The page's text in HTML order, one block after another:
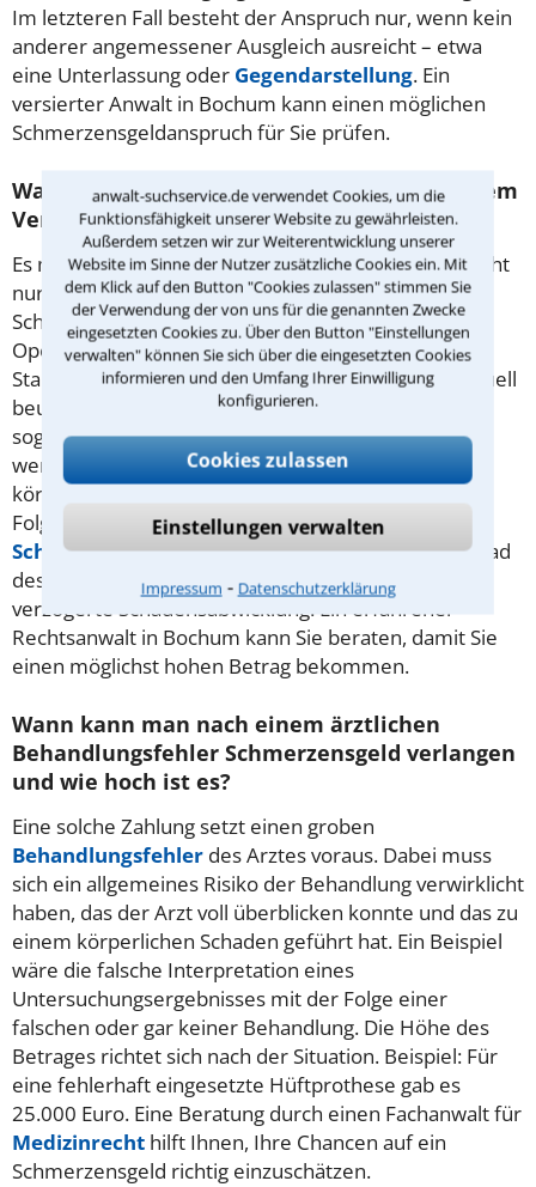
anwalt-suchservice.de verwendet Cookies, um die
Funktionsfähigkeit unserer Website zu gewährleisten.
Außerdem setzen wir zur Weiterentwicklung unserer
Website im Sinne der Nutzer zusätzliche Cookies ein. Mit
dem Klick auf den Button "Cookies zulassen" stimmen Sie
der Verwendung der von uns für die genannten Zwecke
eingesetzten Cookies zu. Über den Button "Einstellungen
verwalten" können Sie sich über die eingesetzten Cookies
informieren und den Umfang Ihrer Einwilligung
konfigurieren.
Cookies zulassen
Einstellungen verwalten
Impressum ⁃ Datenschutzerklärung
Im letzteren Fall besteht der Anspruch nur, wenn kein
anderer angemessener Ausgleich ausreicht – etwa
eine Unterlassung oder Gegendarstellung. Ein
versierter Anwalt in Bochum kann einen möglichen
Schmerzensgeldanspruch für Sie prüfen.
Wann erhält man Schmerzensgeld nach einem
Verkehrsunfall und in welcher Höhe?
Es muss zu einem Schaden gekommen sein, der nicht
nur das Vermögen betrifft – zum Beispiel durch
Schmerzen, Beeinträchtigungen des Alltags,
Operationen. Für die Höhe gibt es keine
Standardbeträge. Vor Gericht wird jeder Fall individuell
beurteilt. Erste Anhaltspunkte finden sich in
sogenannten Schmerzensgeldtabellen. Einbezogen
werden Dauer und Intensität der Schmerzen,
körperliche Eingriffe und auch zu erwartende
Folgeschäden. 600 Euro sind üblich bei einem
Schleudertrauma. Berücksichtigt wird auch der Grad
des Verschuldens des Unfallgegners und ggf. eine
verzögerte Schadensabwicklung. Ein erfahrener
Rechtsanwalt in Bochum kann Sie beraten, damit Sie
einen möglichst hohen Betrag bekommen.
Wann kann man nach einem ärztlichen
Behandlungsfehler Schmerzensgeld verlangen
und wie hoch ist es?
Eine solche Zahlung setzt einen groben
Behandlungsfehler des Arztes voraus. Dabei muss
sich ein allgemeines Risiko der Behandlung verwirklicht
haben, das der Arzt voll überblicken konnte und das zu
einem körperlichen Schaden geführt hat. Ein Beispiel
wäre die falsche Interpretation eines
Untersuchungsergebnisses mit der Folge einer
falschen oder gar keiner Behandlung. Die Höhe des
Betrages richtet sich nach der Situation. Beispiel: Für
eine fehlerhaft eingesetzte Hüftprothese gab es
25.000 Euro. Eine Beratung durch einen Fachanwalt für
Medizinrecht hilft Ihnen, Ihre Chancen auf ein
Schmerzensgeld richtig einzuschätzen.